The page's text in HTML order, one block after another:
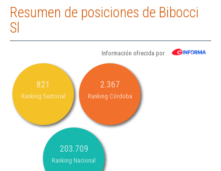
Resumen de posiciones de Bibocci
Sl
Información ofrecida por
821
Ranking Sectorial
2.367
Ranking Córdoba
203.709
Ranking Nacional